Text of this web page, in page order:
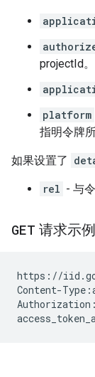
projectId。
platform
指明令牌
如果设置了
rel - 与
GET 请求示例
https://
Content-
Authorization: